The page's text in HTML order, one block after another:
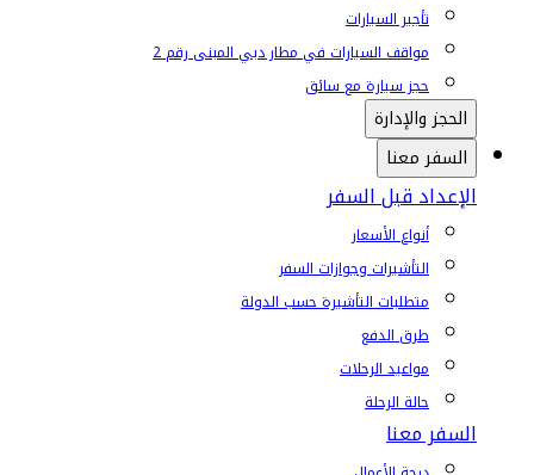
تأجير السيارات
مواقف السيارات في مطار دبي المبنى رقم 2
حجز سيارة مع سائق
الحجز والإدارة
السفر معنا
الإعداد قبل السفر
أنواع الأسعار
التأشيرات وجوازات السفر
متطلبات التأشيرة حسب الدولة
طرق الدفع
مواعيد الرحلات
حالة الرحلة
السفر معنا